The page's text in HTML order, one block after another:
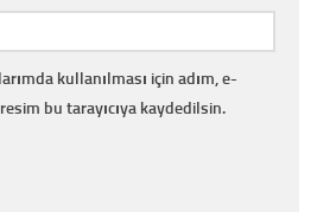
kullanılması için adım, e-
bu tarayıcıya kaydedilsin.